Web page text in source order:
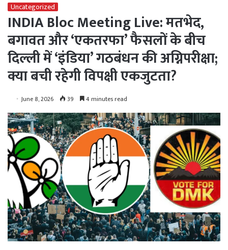
Uncategorized
INDIA Bloc Meeting Live: मतभेद,
बगावत और ‘एकतरफा’ फैसलों के बीच
दिल्ली में ‘इंडिया’ गठबंधन की अग्निपरीक्षा;
क्या बची रहेगी विपक्षी एकजुटता?
June 8, 2026 39 4 minutes read